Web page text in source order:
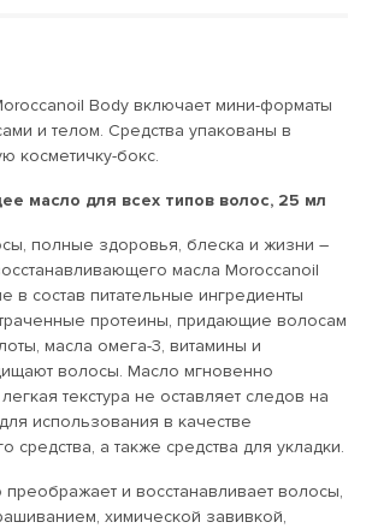
Body включает мини-форматы
и телом. Средства упакованы в
косметичку-бокс.
масло для всех типов волос, 25 мл
полные здоровья, блеска и жизни –
масла Moroccanoil
в состав питательные ингредиенты
протеины, придающие волосам
масла омега-3, витамины и
волосы. Масло мгновенно
текстура не оставляет следов на
использования в качестве
средства, а также средства для укладки.
преображает и восстанавливает волосы,
химической завивкой,